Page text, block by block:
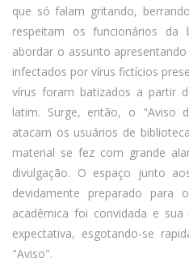
que só falam gritando,
respeitam os funcionários da
abordar o assunto
infectados por vírus fictícios
vírus foram batizados a partir
latim. Surge, então, o "Aviso
atacam os usuários de
material se fez com grande
divulgação. O espaço junto
devidamente preparado para
acadêmica foi convidada e
expectativa, esgotando-se
"Aviso".